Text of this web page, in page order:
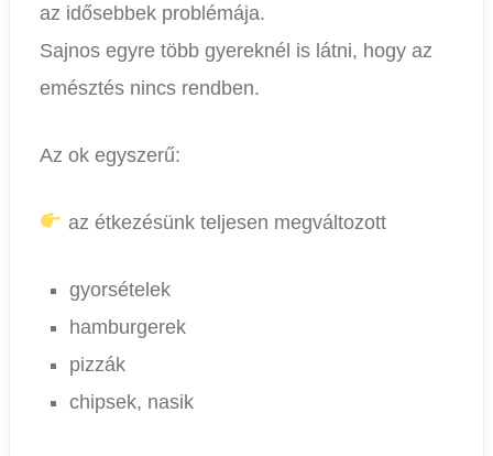
az idősebbek problémája.
Sajnos egyre több gyereknél is látni, hogy az
emésztés nincs rendben.
Az ok egyszerű:
az étkezésünk teljesen megváltozott
gyorsételek
hamburgerek
pizzák
chipsek, nasik